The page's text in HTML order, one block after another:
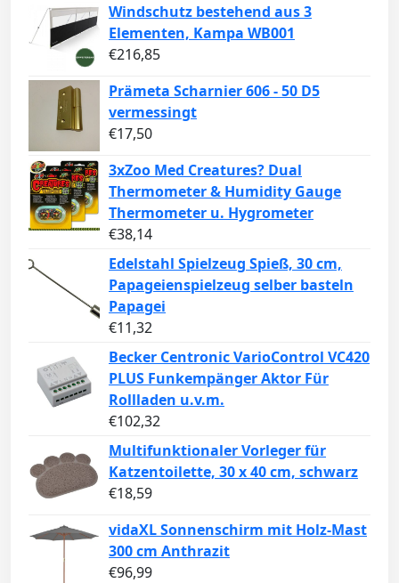
Windschutz bestehend aus 3
Elementen, Kampa WB001
€216,85
Prämeta Scharnier 606 - 50 D5
vermessingt
€17,50
3xZoo Med Creatures? Dual
Thermometer & Humidity Gauge
Thermometer u. Hygrometer
€38,14
Edelstahl Spielzeug Spieß, 30 cm,
Papageienspielzeug selber basteln
Papagei
€11,32
Becker Centronic VarioControl VC420
PLUS Funkempänger Aktor Für
Rollladen u.v.m.
€102,32
Multifunktionaler Vorleger für
Katzentoilette, 30 x 40 cm, schwarz
€18,59
vidaXL Sonnenschirm mit Holz-Mast
300 cm Anthrazit
€96,99